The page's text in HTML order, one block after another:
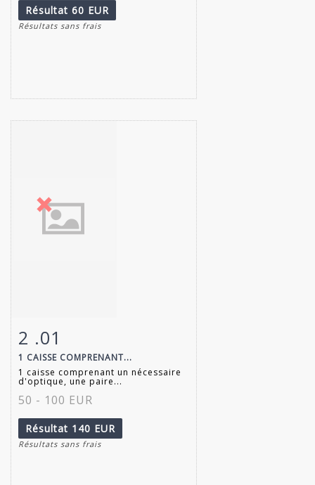
Résultat 60 EUR
Résultats sans frais
Fiche détaillée
2 .01
1 CAISSE COMPRENANT...
1 caisse comprenant un nécessaire
d'optique, une paire...
50 - 100 EUR
Résultat 140 EUR
Résultats sans frais